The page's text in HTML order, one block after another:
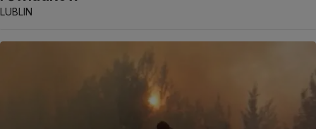
LUBLIN